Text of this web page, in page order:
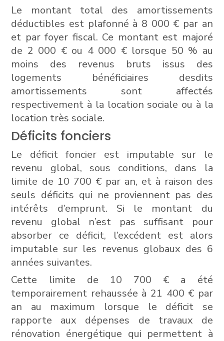
Le montant total des amortissements
déductibles est plafonné à 8 000 € par an
et par foyer fiscal. Ce montant est majoré
de 2 000 € ou 4 000 € lorsque 50 % au
moins des revenus bruts issus des
logements bénéficiaires desdits
amortissements sont affectés
respectivement à la location sociale ou à la
location très sociale.
Déficits fonciers
Le déficit foncier est imputable sur le
revenu global, sous conditions, dans la
limite de 10 700 € par an, et à raison des
seuls déficits qui ne proviennent pas des
intérêts d’emprunt. Si le montant du
revenu global n’est pas suffisant pour
absorber ce déficit, l’excédent est alors
imputable sur les revenus globaux des 6
années suivantes.
Cette limite de 10 700 € a été
temporairement rehaussée à 21 400 € par
an au maximum lorsque le déficit se
rapporte aux dépenses de travaux de
rénovation énergétique qui permettent à